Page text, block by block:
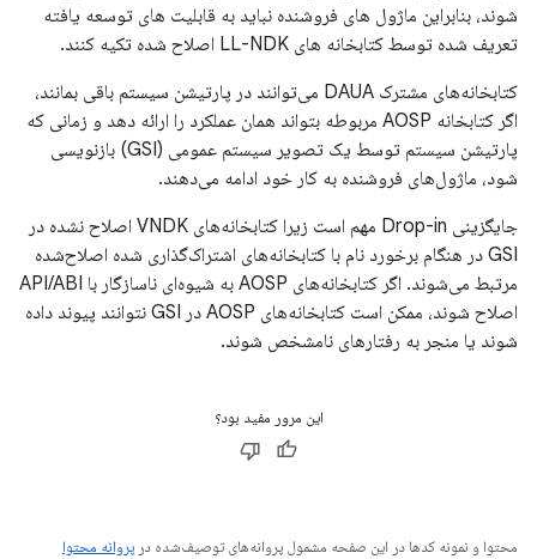
شوند، بنابراین ماژول های فروشنده نباید به قابلیت های توسعه یافته
تعریف شده توسط کتابخانه های LL-NDK اصلاح شده تکیه کنند.
کتابخانه‌های مشترک DAUA می‌توانند در پارتیشن سیستم باقی بمانند،
اگر کتابخانه AOSP مربوطه بتواند همان عملکرد را ارائه دهد و زمانی که
پارتیشن سیستم توسط یک تصویر سیستم عمومی (GSI) بازنویسی
شود، ماژول‌های فروشنده به کار خود ادامه می‌دهند.
جایگزینی Drop-in مهم است زیرا کتابخانه‌های VNDK اصلاح نشده در
GSI در هنگام برخورد نام با کتابخانه‌های اشتراک‌گذاری شده اصلاح‌شده
مرتبط می‌شوند. اگر کتابخانه‌های AOSP به شیوه‌ای ناسازگار با API/ABI
اصلاح شوند، ممکن است کتابخانه‌های AOSP در GSI نتوانند پیوند داده
شوند یا منجر به رفتارهای نامشخص شوند.
این مرور مفید بود؟
محتوا و نمونه کدها در این صفحه مشمول پروانه‌های توصیف‌شده در پروانه محتوا